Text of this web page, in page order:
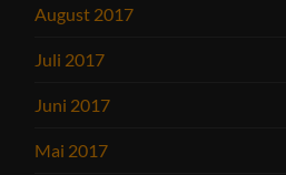
August 2017
Juli 2017
Juni 2017
Mai 2017